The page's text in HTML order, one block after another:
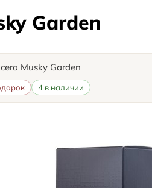
Garden
Musky Garden
4 в наличии